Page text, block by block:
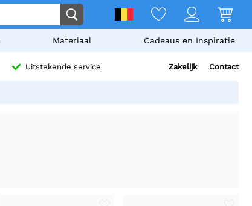
Materiaal Cadeaus en Inspiratie
Uitstekende service Zakelijk Contact